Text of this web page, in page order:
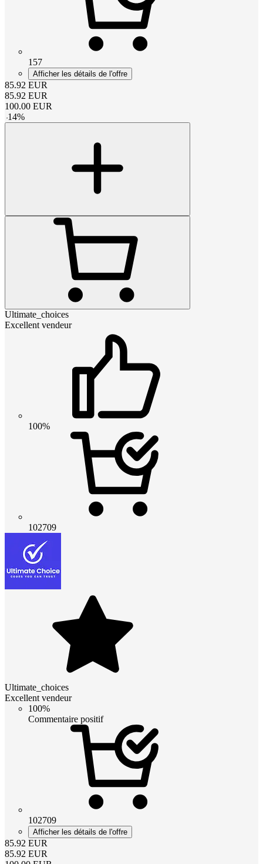
157
Afficher les détails de l'offre
85.92 EUR
85.92 EUR
100.00 EUR
-14%
Ultimate_choices
Excellent vendeur
100%
102709
Ultimate_choices
Excellent vendeur
100%
Commentaire positif
102709
Afficher les détails de l'offre
85.92 EUR
85.92 EUR